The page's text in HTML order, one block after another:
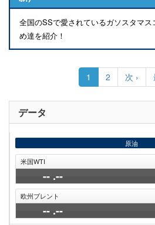
全国のSSで愛されているガソスタマ
め達を紹介！
送
り
カ
レ
ン
ペ
1 Page
2
次
ペ
ー
次 ›
データ
原油
米国WTI
-- .--
欧州ブレント
-- .--